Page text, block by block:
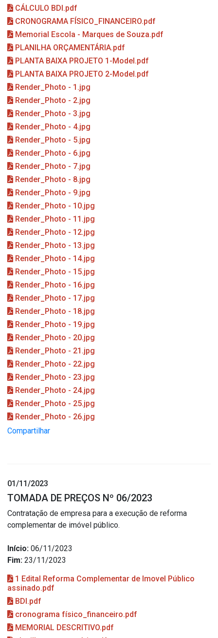
CÁLCULO BDI.pdf
CRONOGRAMA FÍSICO_FINANCEIRO.pdf
Memorial Escola - Marques de Souza.pdf
PLANILHA ORÇAMENTÁRIA.pdf
PLANTA BAIXA PROJETO 1-Model.pdf
PLANTA BAIXA PROJETO 2-Model.pdf
Render_Photo - 1.jpg
Render_Photo - 2.jpg
Render_Photo - 3.jpg
Render_Photo - 4.jpg
Render_Photo - 5.jpg
Render_Photo - 6.jpg
Render_Photo - 7.jpg
Render_Photo - 8.jpg
Render_Photo - 9.jpg
Render_Photo - 10.jpg
Render_Photo - 11.jpg
Render_Photo - 12.jpg
Render_Photo - 13.jpg
Render_Photo - 14.jpg
Render_Photo - 15.jpg
Render_Photo - 16.jpg
Render_Photo - 17.jpg
Render_Photo - 18.jpg
Render_Photo - 19.jpg
Render_Photo - 20.jpg
Render_Photo - 21.jpg
Render_Photo - 22.jpg
Render_Photo - 23.jpg
Render_Photo - 24.jpg
Render_Photo - 25.jpg
Render_Photo - 26.jpg
Compartilhar
01/11/2023
TOMADA DE PREÇOS Nº 06/2023
Contratação de empresa para a execução de reforma
complementar de imóvel público.
Início: 06/11/2023
Fim: 23/11/2023
1 Edital Reforma Complementar de Imovel Público
assinado.pdf
BDI.pdf
cronograma físico_financeiro.pdf
MEMORIAL DESCRITIVO.pdf